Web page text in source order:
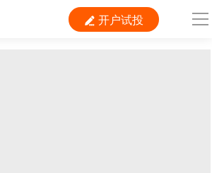
 开户试投
导